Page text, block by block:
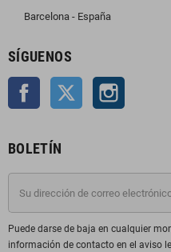
Barcelona - España
SÍGUENOS
Facebook Twitter
BOLETÍN
Puede darse de baja en cualquier
información de contacto en el aviso